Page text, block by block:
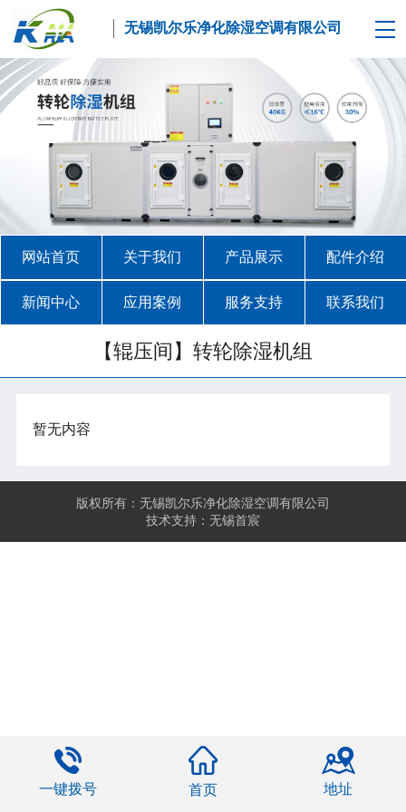
无锡凯尔乐净化除湿空调有限公司
网站首页 关于我们 产品展示 配件介绍
新闻中心 应用案例 服务支持 联系我们
【辊压间】转轮除湿机组
暂无内容
版权所有：无锡凯尔乐净化除湿空调有限公司
技术支持：无锡首宸
一键拨号 首页 地址